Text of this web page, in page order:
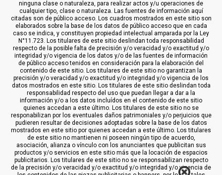
ninguna clase o naturaleza, para realizar actos y/u operaciones de
cualquier tipo, clase o naturaleza. Las fuentes de información aquí
citadas son de público acceso. Los cuadros mostrados en este sitio son
elaborados sobre la base de los datos de público acceso que en cada
caso se indica, y constituyen propiedad intelectual amparada por la Ley
N°11.723. Los titulares de este sitio deslindan toda responsabilidad
respecto de la posible falta de precisión y/o veracidad y/o exactitud y/o
integridad y/o vigencia de los datos y/o de las fuentes de información
de público acceso tenidos en consideración para la elaboración del
contenido de este sitio. Los titulares de este sitio no garantizan la
precisión y/o veracidad y/o exactitud y/o integridad y/o vigencia de los
datos mostrados en este sitio. Los titulares de este sitio deslindan toda
responsabilidad respecto del uso que puedan llegar a dar a la
información y/o a los datos incluídos en el contenido de este sitio
quienes accedan a este último. Los titulares de este sitio no se
responabilizan por los eventuales daños patrimoniales y/o perjuicios que
pudieren resultar de decisiones adoptadas sobre la base de los datos
mostrados en este sitio por quienes accedan a este último. Los titulares
de este sitio no mantienen ni poseen ningún tipo de acuerdo,
asociación, alianza o vínculo con los anunciantes que publicitan sus
productos y/o servicios en este sitio más que la locación de espacios
publicitarios. Los titulares de este sitio no se responsabilizan respecto
de la precisión y/o veracidad y/o exactitud y/o integridad y/o vigencia de